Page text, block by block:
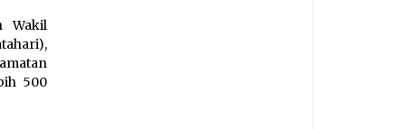
Wakil
500